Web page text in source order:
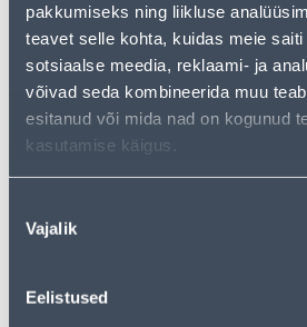
pakkumiseks ning liikluse
teavet selle kohta, kuidas meie
sotsiaalse meedia, reklaami- ja
võivad seda kombineerida muu
esitanud või mida nad on kogunud
kasutamise käigus.
valik
Vajalik
Eelistused
RAAM 1-NE SÜV KREEM
ASFORA
0 2